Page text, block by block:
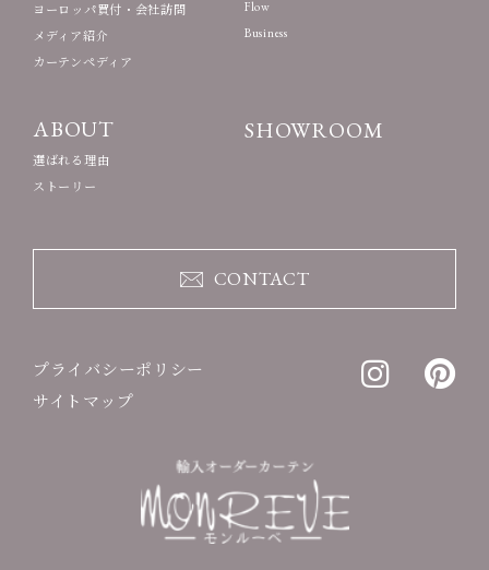
ヨーロッパ買付・会社訪問
メディア紹介
カーテンペディア
ABOUT
選ばれる理由
ストーリー
Flow
Business
SHOWROOM
CONTACT
プライバシーポリシー
サイトマップ